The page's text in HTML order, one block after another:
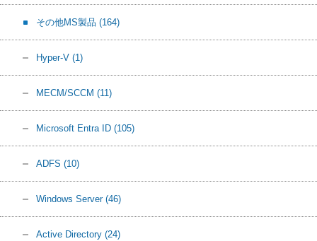
その他MS製品 (164)
Hyper-V (1)
MECM/SCCM (11)
Microsoft Entra ID (105)
ADFS (10)
Windows Server (46)
Active Directory (24)